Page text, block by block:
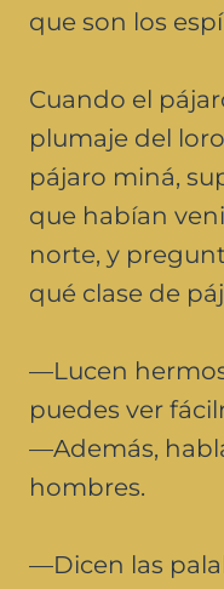
que son los
Cuando el
plumaje del
pájaro miná,
que habían
norte, y
qué clase de
—Lucen
puedes ver
—Además,
hombres.
—Dicen las